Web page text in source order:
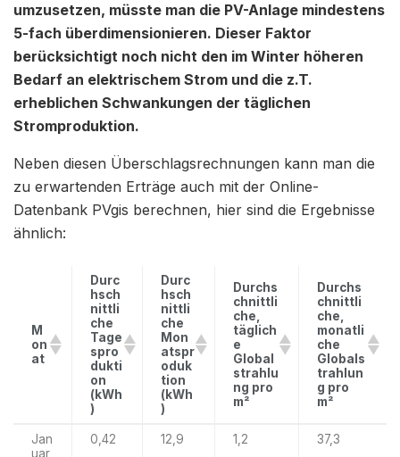
umzusetzen, müsste man die PV-Anlage mindestens
5-fach überdimensionieren. Dieser Faktor
berücksichtigt noch nicht den im Winter höheren
Bedarf an elektrischem Strom und die z.T.
erheblichen Schwankungen der täglichen
Stromproduktion.
Neben diesen Überschlagsrechnungen kann man die
zu erwartenden Erträge auch mit der Online-
Datenbank PVgis berechnen, hier sind die Ergebnisse
ähnlich:
M
on
at
Durc
hsch
nittli
che
Tage
spro
dukti
on
(kWh
)
Durc
hsch
nittli
che
Mon
atspr
oduk
tion
(kWh
)
Durchs
chnittli
che,
täglich
e
Global
strahlu
ng pro
m²
Durchs
chnittli
che,
monatli
che
Globals
trahlun
g pro
m²
Jan
uar
0,42 12,9 1,2 37,3